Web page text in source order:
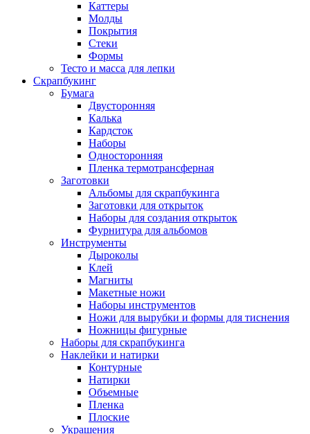
Каттеры
Молды
Покрытия
Стеки
Формы
Тесто и масса для лепки
Скрапбукинг
Бумага
Двусторонняя
Калька
Кардсток
Наборы
Односторонняя
Пленка термотрансферная
Заготовки
Альбомы для скрапбукинга
Заготовки для открыток
Наборы для создания открыток
Фурнитура для альбомов
Инструменты
Дыроколы
Клей
Магниты
Макетные ножи
Наборы инструментов
Ножи для вырубки и формы для тиснения
Ножницы фигурные
Наборы для скрапбукинга
Наклейки и натирки
Контурные
Натирки
Объемные
Пленка
Плоские
Украшения